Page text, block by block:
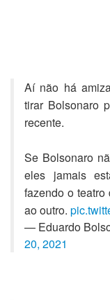
Aí não há
tirar Bolsonaro
recente.
Se Bolsonaro
eles jamais
fazendo o
ao outro.
— Eduardo
20, 2021